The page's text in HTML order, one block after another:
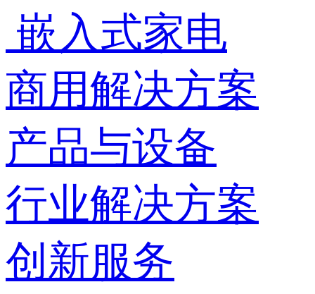
嵌入式家电
商用解决方案
产品与设备
行业解决方案
创新服务